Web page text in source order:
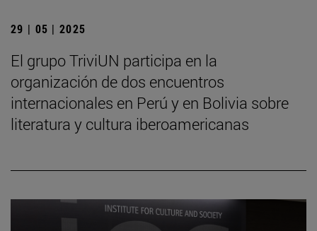
29 | 05 | 2025
El grupo TriviUN participa en la
organización de dos encuentros
internacionales en Perú y en Bolivia sobre
literatura y cultura iberoamericanas